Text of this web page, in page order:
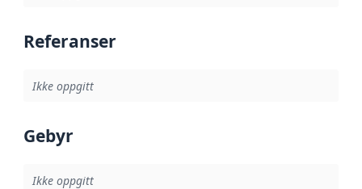
Referanser
Ikke oppgitt
Gebyr
Ikke oppgitt